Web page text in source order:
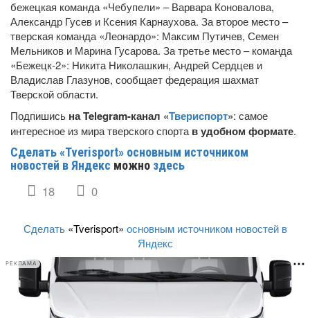
бежецкая команда «Чебупели» – Варвара Коновалова,
Александр Гусев и Ксения Карнаухова. За второе место –
тверская команда «Леонардо»: Максим Путичев, Семен
Мельников и Марина Гусарова. За третье место – команда
«Бежецк-2»: Никита Николашкин, Андрей Сердцев и
Владислав Глазунов, сообщает федерация шахмат
Тверской области.
Подпишись на Telegram-канал «Твериспорт»: самое
интересное из мира тверского спорта в удобном формате.
Сделать «Tverisport» основным источником
новостей в Яндекс можно здесь
18 0
Сделать «Tverisport» основным источником новостей в
Яндекс
РЕКЛАМА